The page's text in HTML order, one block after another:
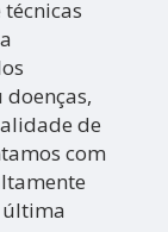
de
com